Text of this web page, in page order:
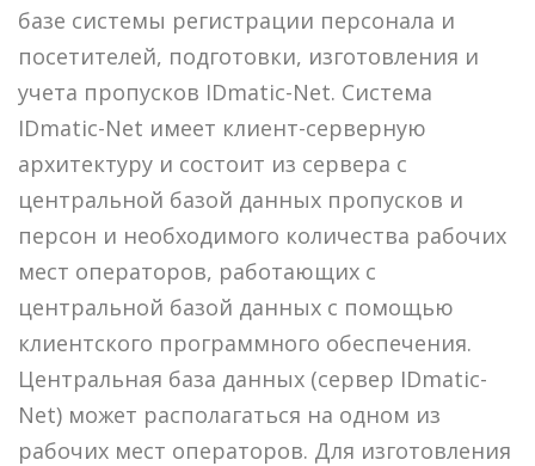
базе системы регистрации персонала и
посетителей, подготовки, изготовления и
учета пропусков IDmatic-Net. Система
IDmatic-Net имеет клиент-серверную
архитектуру и состоит из сервера с
центральной базой данных пропусков и
персон и необходимого количества рабочих
мест операторов, работающих с
центральной базой данных с помощью
клиентского программного обеспечения.
Центральная база данных (сервер IDmatic-
Net) может располагаться на одном из
рабочих мест операторов. Для изготовления